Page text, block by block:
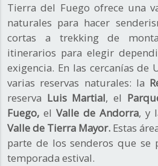
Tierra del Fuego ofrece una
naturales para hacer
cortas a trekking de
itinerarios para elegir
exigencia. En las cercanías de
varias reservas naturales: la
reserva Luis Martial, el
Fuego,el Valle de Andorra, y
Valle de Tierra Mayor.Estas
parte de los senderos que se
temporada estival.